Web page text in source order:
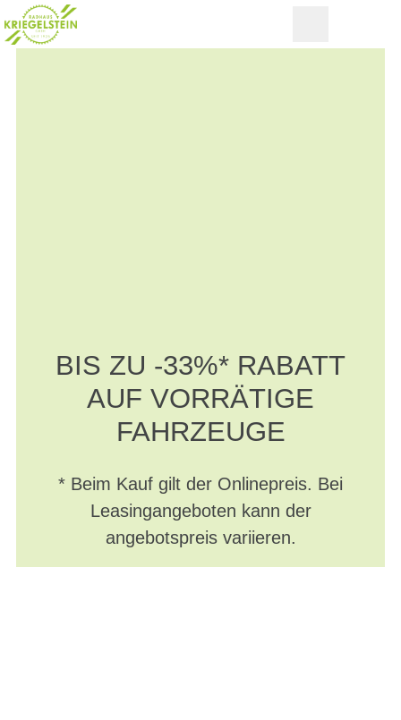
BIS ZU -33%* RABATT
AUF VORRÄTIGE
FAHRZEUGE
* Beim Kauf gilt der Onlinepreis. Bei
Leasingangeboten kann der
angebotspreis variieren.